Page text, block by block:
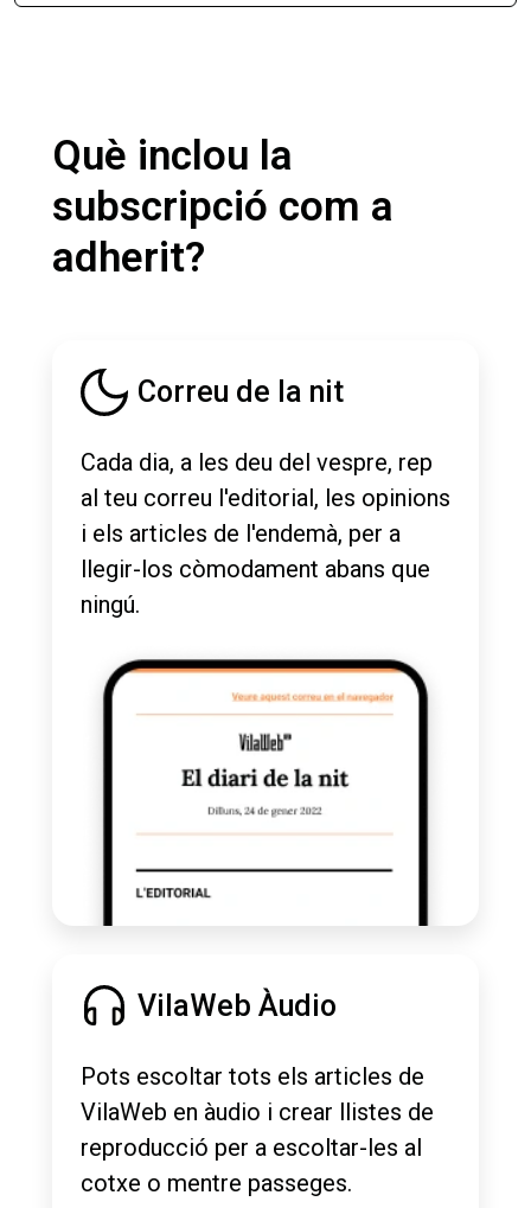
Què inclou la
subscripció com a
adherit?
Correu de la nit
Cada dia, a les deu del vespre, rep
al teu correu l'editorial, les opinions
i els articles de l'endemà, per a
llegir-los còmodament abans que
ningú.
VilaWeb Àudio
Pots escoltar tots els articles de
VilaWeb en àudio i crear llistes de
reproducció per a escoltar-les al
cotxe o mentre passeges.